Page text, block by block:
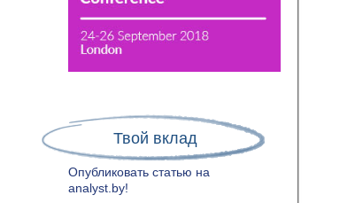
Твой вклад
Опубликовать статью на
analyst.by!